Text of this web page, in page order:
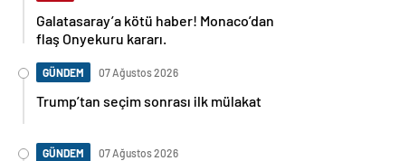
Galatasaray’a kötü haber! Monaco’dan
flaş Onyekuru kararı.
GÜNDEM 07 Ağustos 2026
Trump’tan seçim sonrası ilk mülakat
GÜNDEM 07 Ağustos 2026